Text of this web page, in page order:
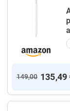
149,00 135,49